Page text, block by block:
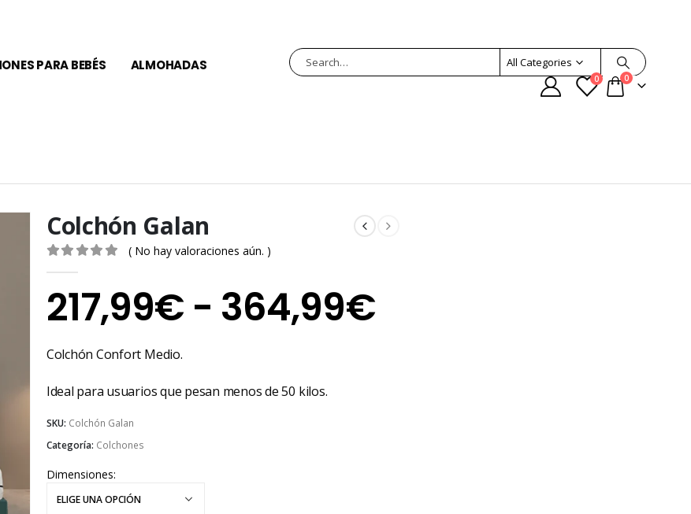
PARA BEBÉS ALMOHADAS All Categories
0 0
Colchón Galan
( No hay valoraciones aún. )
217,99€ - 364,99€Rango
Colchón Confort Medio.
Ideal para usuarios que pesan menos de 50 kilos.
SKU: Colchón Galan
Categoría: Colchones
Dimensiones